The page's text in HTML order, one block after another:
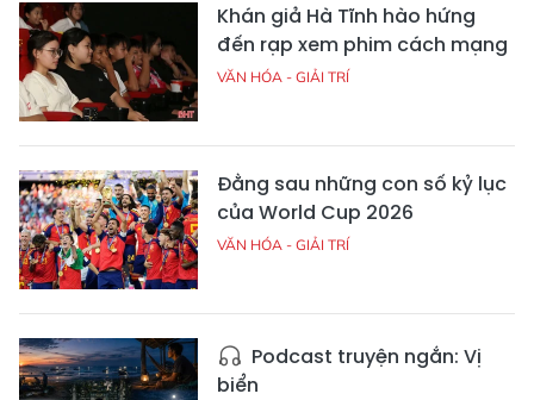
Khán giả Hà Tĩnh hào hứng
đến rạp xem phim cách mạng
VĂN HÓA - GIẢI TRÍ
Đằng sau những con số kỷ lục
của World Cup 2026
VĂN HÓA - GIẢI TRÍ
Podcast truyện ngắn: Vị
biển